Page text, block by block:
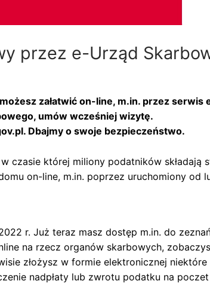
przez e-Urząd
załatwić on-line, m.in. przez serwis
umów wcześniej wizytę.
Dbajmy o swoje bezpieczeństwo.
czasie której miliony podatników
on-line, m.in. poprzez uruchomiony od
r. Już teraz masz dostęp m.in. do
na rzecz organów skarbowych,
złożysz w formie elektronicznej
nadpłaty lub zwrotu podatku na